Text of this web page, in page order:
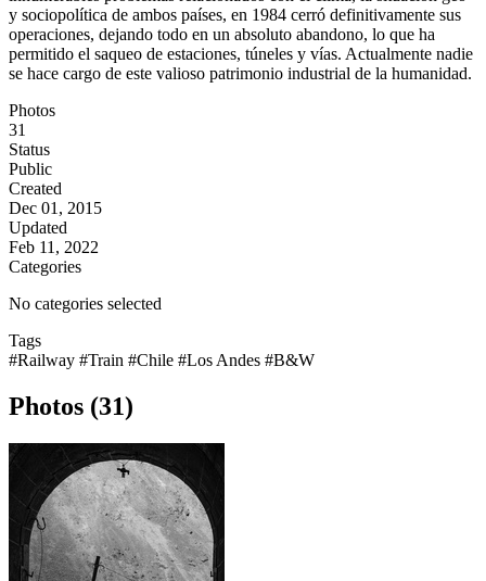
y sociopolítica de ambos países, en 1984 cerró definitivamente sus
operaciones, dejando todo en un absoluto abandono, lo que ha
permitido el saqueo de estaciones, túneles y vías. Actualmente nadie
se hace cargo de este valioso patrimonio industrial de la humanidad.
Photos
31
Status
Public
Created
Dec 01, 2015
Updated
Feb 11, 2022
Categories
No categories selected
Tags
#Railway #Train #Chile #Los Andes #B&W
Photos (31)